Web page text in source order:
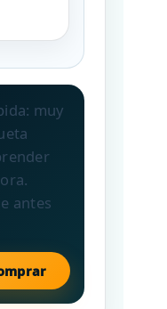
muy
antes